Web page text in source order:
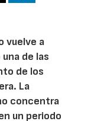
vuelve a
de las
de los
La
concentra
un periodo